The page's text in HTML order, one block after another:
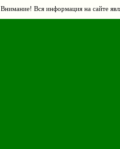
Внимание! Вся информация на сайте